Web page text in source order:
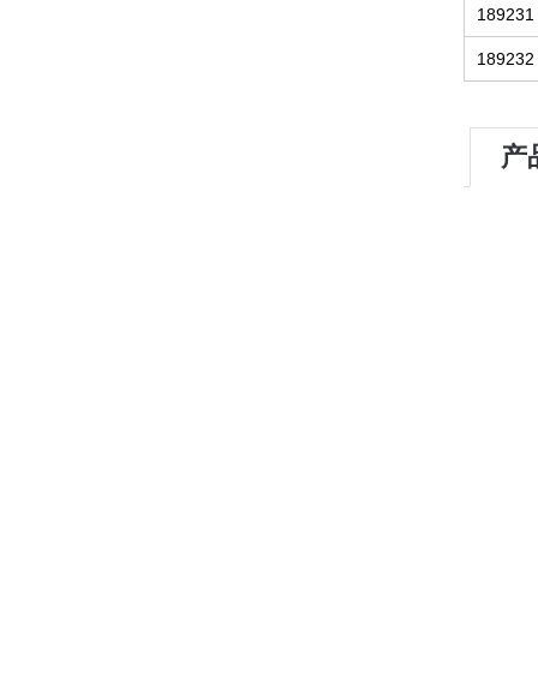
189231
189232
产